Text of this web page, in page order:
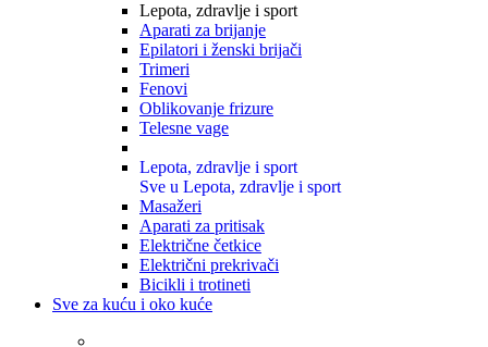
Lepota, zdravlje i sport
Aparati za brijanje
Epilatori i ženski brijači
Trimeri
Fenovi
Oblikovanje frizure
Telesne vage
Lepota, zdravlje i sport
Sve u Lepota, zdravlje i sport
Masažeri
Aparati za pritisak
Električne četkice
Električni prekrivači
Bicikli i trotineti
Sve za kuću i oko kuće